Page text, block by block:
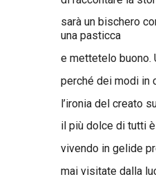
sarà un bischero
una pasticca
e mettetelo buono.
perché dei modi in
l’ironia del creato
il più dolce di tutti
vivendo in gelide
mai visitate dalla